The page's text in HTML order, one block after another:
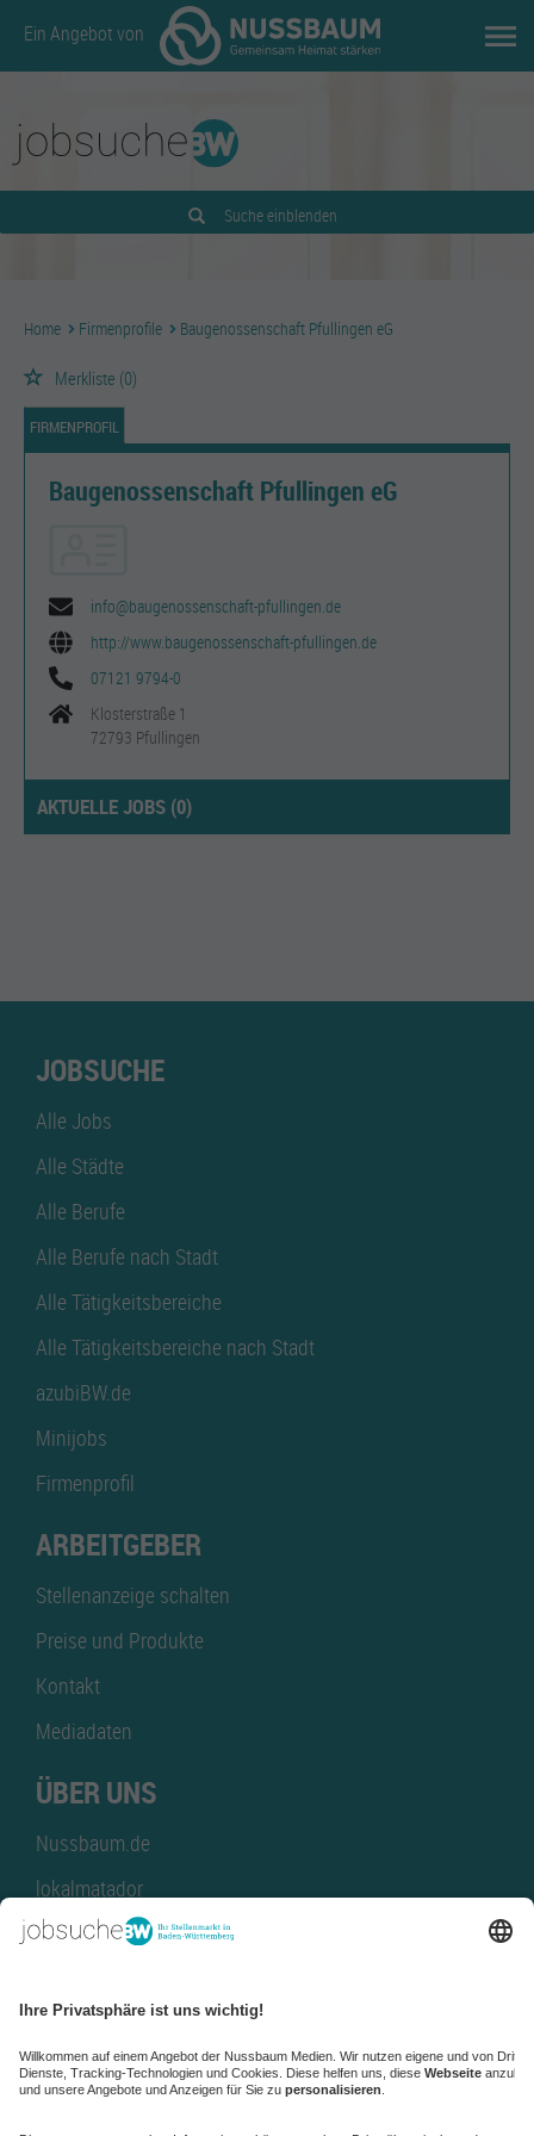
Ein Angebot von
Suche einblenden
Home Firmenprofile Baugenossenschaft Pfullingen eG
Merkliste (0)
FIRMENPROFIL
Baugenossenschaft Pfullingen eG
info@baugenossenschaft-pfullingen.de
http://www.baugenossenschaft-pfullingen.de
07121 9794-0
Klosterstraße 1
72793 Pfullingen
AKTUELLE JOBS (0)
JOBSUCHE
Alle Jobs
Alle Städte
Alle Berufe
Alle Berufe nach Stadt
Alle Tätigkeitsbereiche
Alle Tätigkeitsbereiche nach Stadt
azubiBW.de
Minijobs
Firmenprofil
ARBEITGEBER
Stellenanzeige schalten
Preise und Produkte
Kontakt
Mediadaten
ÜBER UNS
Nussbaum.de
lokalmatador
kaufinBW
NussbaumID
Nussbaum Medien